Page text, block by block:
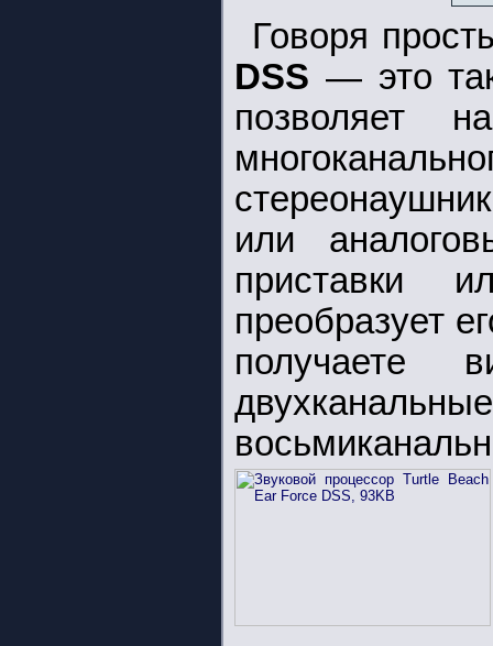
Говоря
DSS — это
позволяет
или
приставки
преобразует
получаете